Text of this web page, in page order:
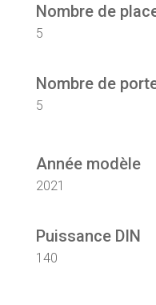
Nombre de
5
Nombre de
5
Année modèle
2021
Puissance DIN
140